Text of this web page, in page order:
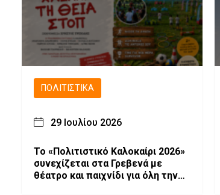
ΠΟΛΙΤΙΣΤΙΚΆ
29 Ιουλίου 2026
Το «Πολιτιστικό Καλοκαίρι 2026»
συνεχίζεται στα Γρεβενά με
θέατρο και παιχνίδι για όλη την